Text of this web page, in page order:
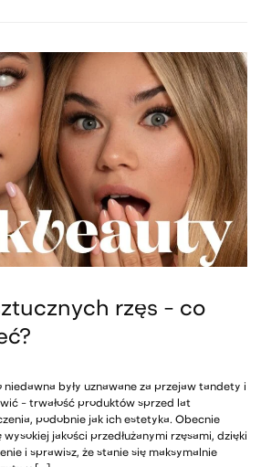
rzęs – co
niedawna były uznawane za przejaw tandety i
– trwałość produktów sprzed lat
podobnie jak ich estetyka. Obecnie
wysokiej jakości przedłużanymi rzęsami, dzięki
i sprawisz, że stanie się maksymalnie